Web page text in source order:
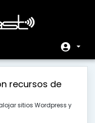
recursos de
sitios Wordpress y